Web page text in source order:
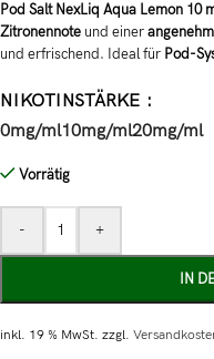
Pod Salt NexLiq Aqua Lemon 10
Zitronennote und einer
und erfrischend. Ideal für Pod-
NIKOTINSTÄRKE
0mg/ml10mg/ml20mg/ml
Vorrätig
- +
IN
inkl. 19 % MwSt. zzgl.